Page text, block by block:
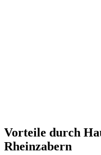
Vorteile durch
Rheinzabern